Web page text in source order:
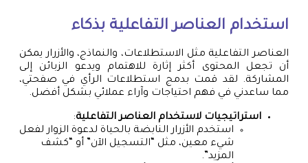
استخدام العناصر التفاعلية بذكاء
العناصر التفاعلية مثل الاستطلاعات، والنماذج، والأزرار يمكن
أن تجعل المحتوى أكثر إثارة للاهتمام ويدعو الزبائن إلى
المشاركة. لقد قمت بدمج استطلاعات الرأي في صفحتي،
مما ساعدني في فهم احتياجات وآراء عملائي بشكل أفضل.
استراتيجيات لاستخدام العناصر التفاعلية:
استخدم الأزرار النابضة بالحياة لدعوة الزوار لفعل
شيء معين، مثل “التسجيل الآن” أو “كشف
المزيد”.